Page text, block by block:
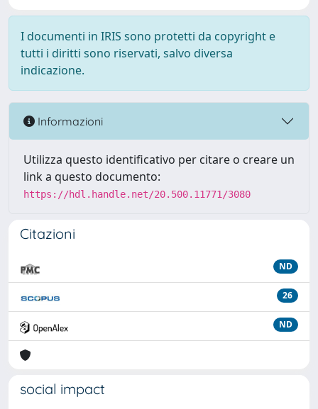
I documenti in IRIS sono protetti da copyright e
tutti i diritti sono riservati, salvo diversa
indicazione.
Informazioni
Utilizza questo identificativo per citare o creare un
link a questo documento:
https://hdl.handle.net/20.500.11771/3080
Citazioni
ND
26
ND
social impact